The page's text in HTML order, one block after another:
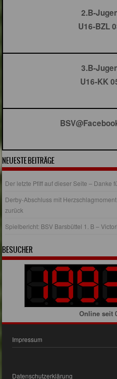
2.B-
U16-BZL
3.B-
U16-KK
NEUESTE BEITRÄGE
Der letzte Pfiff auf dieser Seite – Danke
Derby-Abschluss mit
zurück
Spielbericht: BSV Barsbüttel 1. B –
BESUCHER
Online seit
Impressum
Datenschutzerklärung